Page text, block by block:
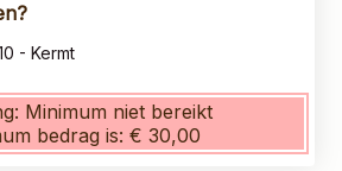
- Kermt
Minimum niet bereikt
bedrag is: € 30,00